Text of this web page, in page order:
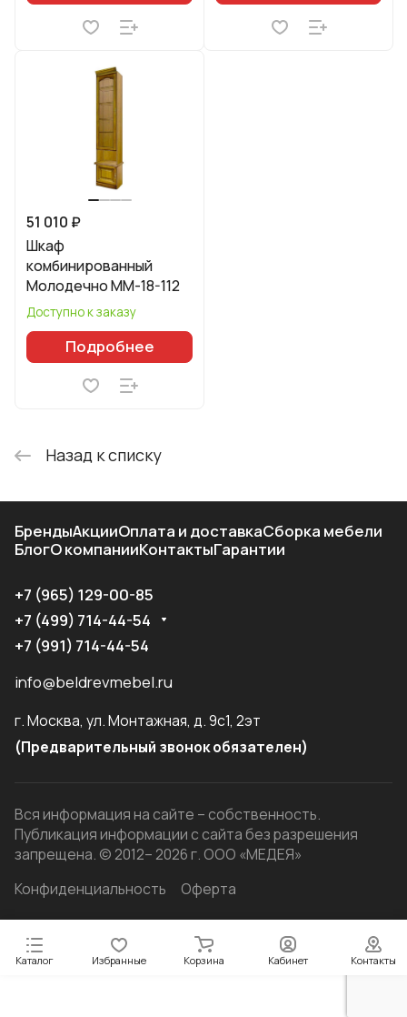
51 010 ₽
Шкаф
комбинированный
Молодечно ММ-18-112
Доступно к заказу
Подробнее
Назад к списку
Каталог Избранные Корзина Кабинет Контакты
БрендыАкцииОплата и доставкаСборка мебели
БлогО компанииКонтактыГарантии
+7 (965) 129-00-85
+7 (499) 714-44-54
+7 (991) 714-44-54
info@beldrevmebel.ru
г. Москва, ул. Монтажная, д. 9с1, 2эт
(Предварительный звонок обязателен)
Вся информация на сайте – собственность.
Публикация информации с сайта без разрешения
запрещена. © 2012– 2026 г. ООО «МЕДЕЯ»
Конфиденциальность
Оферта